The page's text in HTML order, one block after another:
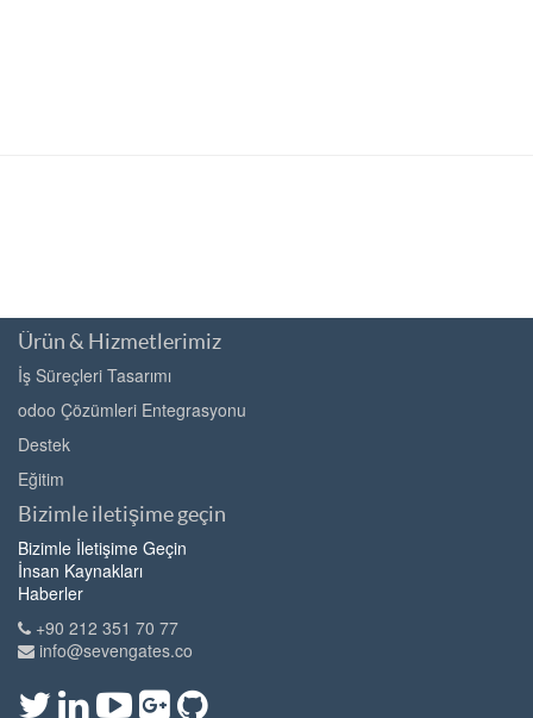
Ürün & Hizmetlerimiz
İş Süreçleri Tasarımı
odoo Çözümleri Entegrasyonu
Destek
Eğitim
Bizimle iletişime geçin
Bizimle İletişime Geçin
İnsan Kaynakları
Haberler
+90 212 351 70 77
info@sevengates.co